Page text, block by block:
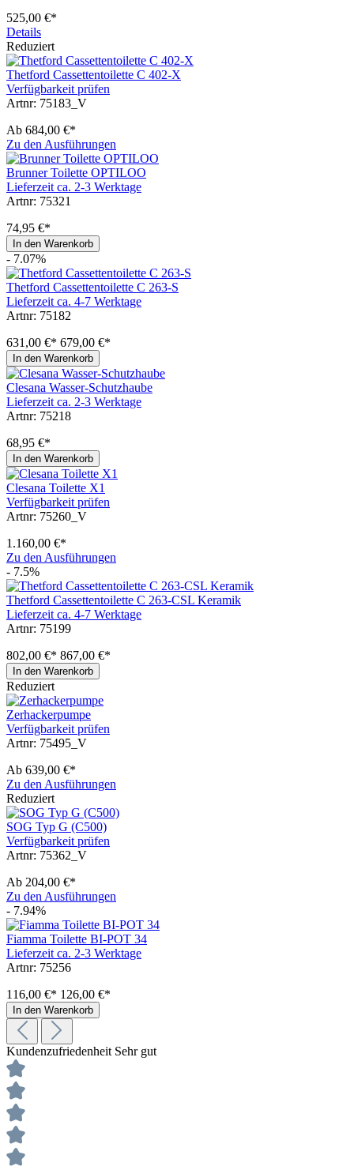
525,00 €*
Details
Reduziert
Thetford Cassettentoilette C 402-X
Verfügbarkeit prüfen
Artnr: 75183_V
Ab 684,00 €*
Zu den Ausführungen
Brunner Toilette OPTILOO
Lieferzeit ca. 2-3 Werktage
Artnr: 75321
74,95 €*
In den Warenkorb
- 7.07%
Thetford Cassettentoilette C 263-S
Lieferzeit ca. 4-7 Werktage
Artnr: 75182
631,00 €* 679,00 €*
In den Warenkorb
Clesana Wasser-Schutzhaube
Lieferzeit ca. 2-3 Werktage
Artnr: 75218
68,95 €*
In den Warenkorb
Clesana Toilette X1
Verfügbarkeit prüfen
Artnr: 75260_V
1.160,00 €*
Zu den Ausführungen
- 7.5%
Thetford Cassettentoilette C 263-CSL Keramik
Lieferzeit ca. 4-7 Werktage
Artnr: 75199
802,00 €* 867,00 €*
In den Warenkorb
Reduziert
Zerhackerpumpe
Verfügbarkeit prüfen
Artnr: 75495_V
Ab 639,00 €*
Zu den Ausführungen
Reduziert
SOG Typ G (C500)
Verfügbarkeit prüfen
Artnr: 75362_V
Ab 204,00 €*
Zu den Ausführungen
- 7.94%
Fiamma Toilette BI-POT 34
Lieferzeit ca. 2-3 Werktage
Artnr: 75256
116,00 €* 126,00 €*
In den Warenkorb
Kundenzufriedenheit Sehr gut